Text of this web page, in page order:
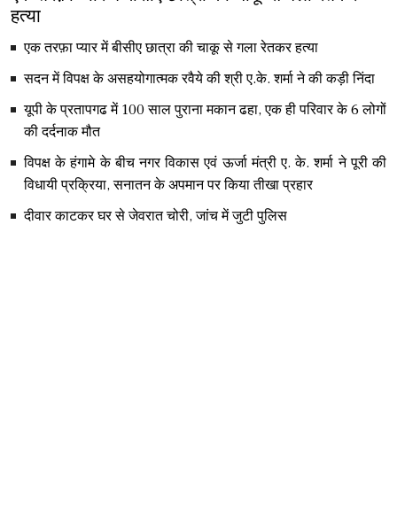
हत्या
एक तरफ़ा प्यार में बीसीए छात्रा की चाकू से गला रेतकर हत्या
सदन में विपक्ष के असहयोगात्मक रवैये की श्री ए.के. शर्मा ने की कड़ी निंदा
यूपी के प्रतापगढ में 100 साल पुराना मकान ढहा, एक ही परिवार के 6 लोगों
की दर्दनाक मौत
विपक्ष के हंगामे के बीच नगर विकास एवं ऊर्जा मंत्री ए. के. शर्मा ने पूरी की
विधायी प्रक्रिया, सनातन के अपमान पर किया तीखा प्रहार
दीवार काटकर घर से जेवरात चोरी, जांच में जुटी पुलिस